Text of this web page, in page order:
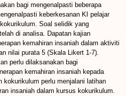
bagi mengenalpasti beberapa
keberkesanan KI pelajar
Soal selidik yang
di analisa. Dapatan kajian
kemahiran insaniah dalam aktiviti
nilai purata 5 (Skala Likert 1-7).
perlu dilaksanakan bagi
kemahiran insaniah kepada
kokurikulum perlu menjalani latihan
insaniah dalam kursus kokurikulum.